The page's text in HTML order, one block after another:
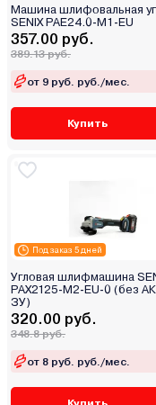
Машина шлифовальная
SENIX PAE24.0-M1-EU
357.00 руб.
389.13 руб.
от 9 руб. руб./мес.
Купить
Под заказ 5 дней
Угловая шлифмашина
PAX2125-M2-EU-0 (без
ЗУ)
320.00 руб.
348.8 руб.
от 8 руб. руб./мес.